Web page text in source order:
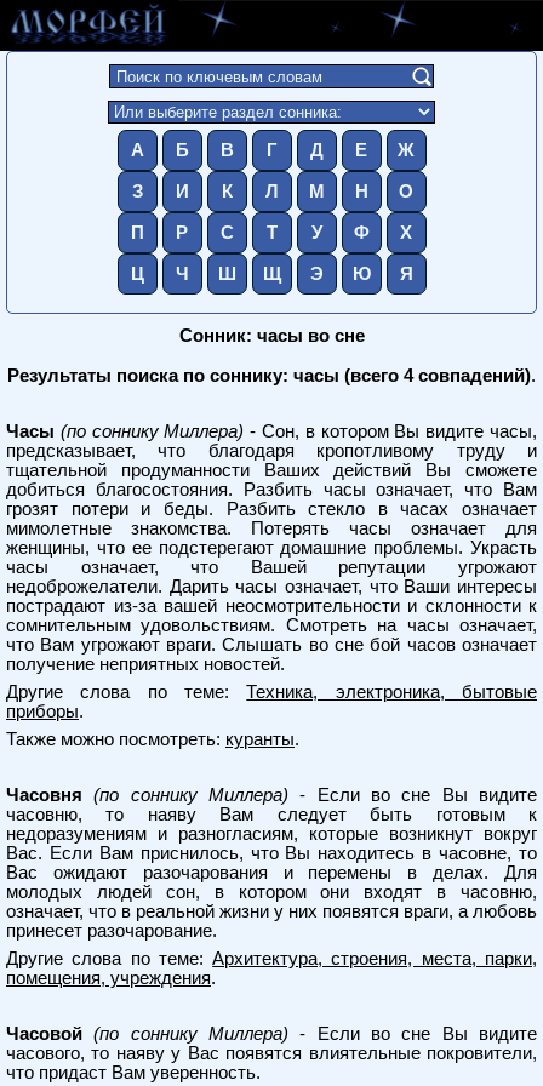
А Б В Г Д Е Ж
З И К Л М Н О
П Р С Т У Ф Х
Ц Ч Ш Щ Э Ю Я
Сонник: часы во сне
Результаты поиска по соннику: часы (всего 4 совпадений).
Часы (по соннику Миллера) - Сон, в котором Вы видите часы,
предсказывает, что благодаря кропотливому труду и
тщательной продуманности Ваших действий Вы сможете
добиться благосостояния. Разбить часы означает, что Вам
грозят потери и беды. Разбить стекло в часах означает
мимолетные знакомства. Потерять часы означает для
женщины, что ее подстерегают домашние проблемы. Украсть
часы означает, что Вашей репутации угрожают
недоброжелатели. Дарить часы означает, что Ваши интересы
пострадают из-за вашей неосмотрительности и склонности к
сомнительным удовольствиям. Смотреть на часы означает,
что Вам угрожают враги. Слышать во сне бой часов означает
получение неприятных новостей.
Другие слова по теме:Техника, электроника, бытовые
приборы.
Также можно посмотреть: куранты.
Часовня (по соннику Миллера) - Если во сне Вы видите
часовню, то наяву Вам следует быть готовым к
недоразумениям и разногласиям, которые возникнут вокруг
Вас. Если Вам приснилось, что Вы находитесь в часовне, то
Вас ожидают разочарования и перемены в делах. Для
молодых людей сон, в котором они входят в часовню,
означает, что в реальной жизни у них появятся враги, а любовь
принесет разочарование.
Другие слова по теме:Архитектура, строения, места, парки,
помещения, учреждения.
Часовой (по соннику Миллера) - Если во сне Вы видите
часового, то наяву у Вас появятся влиятельные покровители,
что придаст Вам уверенность.